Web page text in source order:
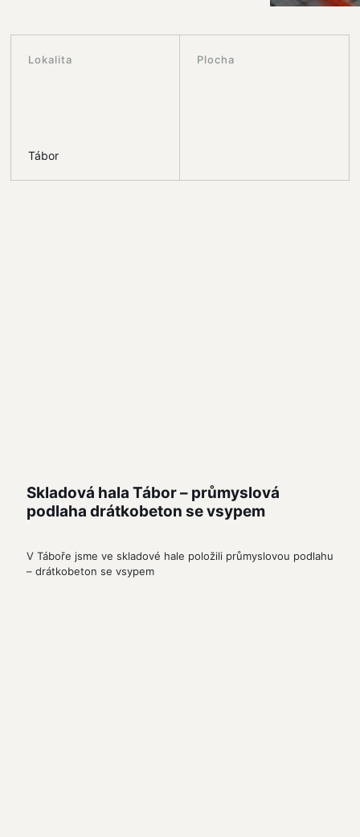
Lokalita
Tábor
Plocha
Skladová hala Tábor – průmyslová
podlaha drátkobeton se vsypem
V Táboře jsme ve skladové hale položili průmyslovou podlahu
– drátkobeton se vsypem